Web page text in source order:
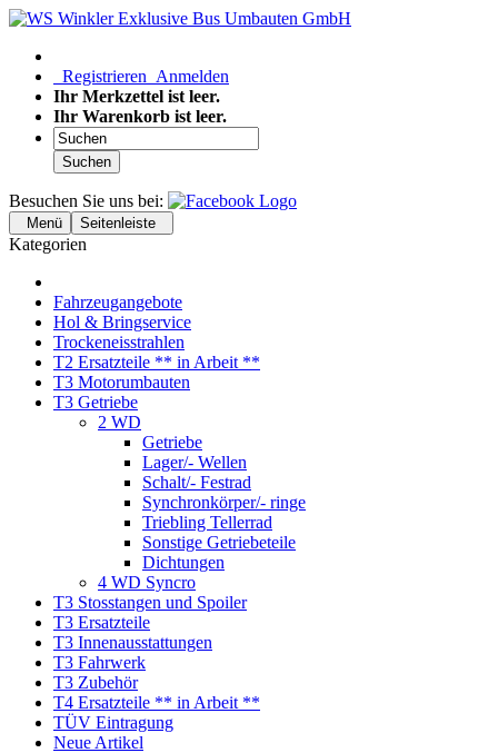
Registrieren Anmelden
Ihr Merkzettel ist leer.
Ihr Warenkorb ist leer.
Suchen
Besuchen Sie uns bei:
Menü Seitenleiste
Kategorien
Fahrzeugangebote
Hol & Bringservice
Trockeneisstrahlen
T2 Ersatzteile ** in Arbeit **
T3 Motorumbauten
T3 Getriebe
2 WD
Getriebe
Lager/- Wellen
Schalt/- Festrad
Synchronkörper/- ringe
Triebling Tellerrad
Sonstige Getriebeteile
Dichtungen
4 WD Syncro
T3 Stosstangen und Spoiler
T3 Ersatzteile
T3 Innenausstattungen
T3 Fahrwerk
T3 Zubehör
T4 Ersatzteile ** in Arbeit **
TÜV Eintragung
Neue Artikel